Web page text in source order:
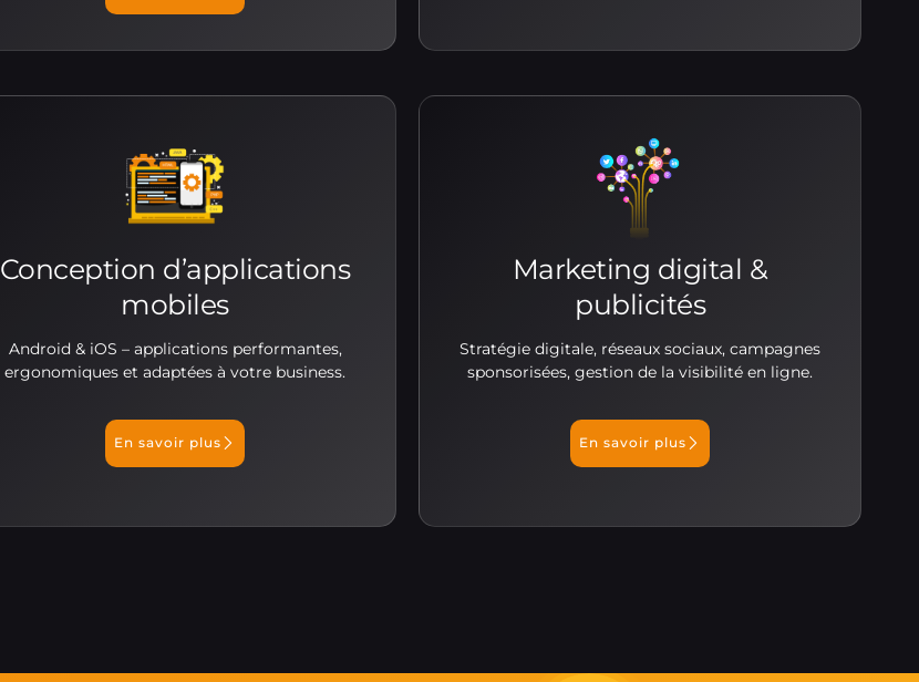
Conception d’applications
mobiles
Android & iOS – applications performantes,
ergonomiques et adaptées à votre business.
En savoir plus
Marketing digital &
publicités
Stratégie digitale, réseaux sociaux, campagnes
sponsorisées, gestion de la visibilité en ligne.
En savoir plus